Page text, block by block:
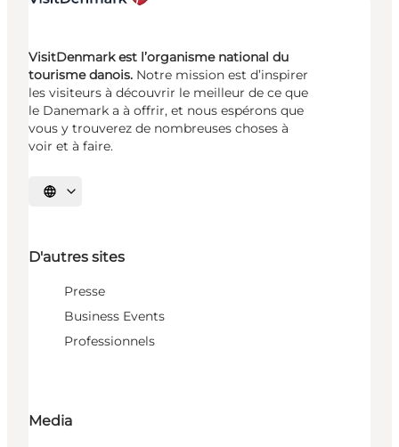
VisitDenmark est l’organisme national du
tourisme danois. Notre mission est d’inspirer
les visiteurs à découvrir le meilleur de ce que
le Danemark a à offrir, et nous espérons que
vous y trouverez de nombreuses choses à
voir et à faire.
Choisissez la langue
D'autres sites
Presse
Business Events
Professionnels
Media